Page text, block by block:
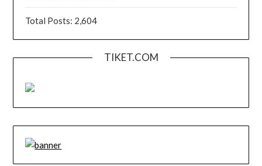
Total Posts: 2,604
TIKET.COM